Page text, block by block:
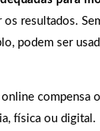
os resultados.
podem ser
compensa
física ou digital.